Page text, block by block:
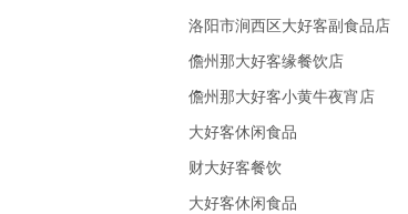
洛阳市涧西区大好客副食品店
儋州那大好客缘餐饮店
儋州那大好客小黄牛夜宵店
大好客休闲食品
财大好客餐饮
大好客休闲食品